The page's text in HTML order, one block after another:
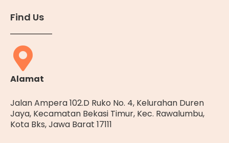
Find Us
Alamat
Jalan Ampera 102.D Ruko No. 4, Kelurahan Duren
Jaya, Kecamatan Bekasi Timur, Kec. Rawalumbu,
Kota Bks, Jawa Barat 17111